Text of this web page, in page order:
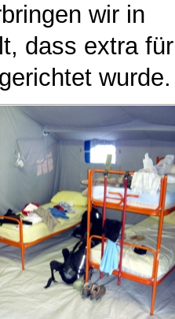
wir in
dass extra für
wurde.